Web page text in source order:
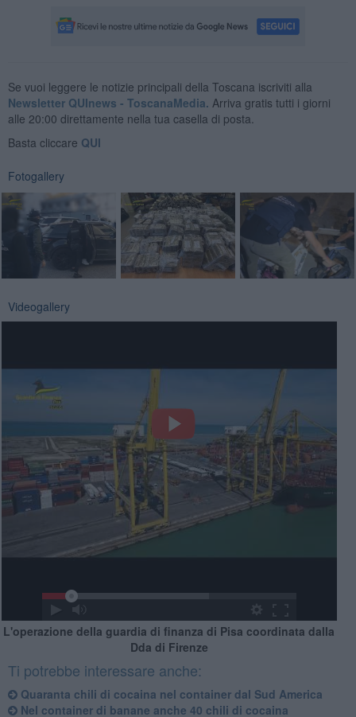
Se vuoi leggere le notizie principali della Toscana iscriviti alla
Newsletter QUInews - ToscanaMedia. Arriva gratis tutti i giorni
alle 20:00 direttamente nella tua casella di posta.
Basta cliccare QUI
Fotogallery
Videogallery
L'operazione della guardia di finanza di Pisa coordinata dalla
Dda di Firenze
Ti potrebbe interessare anche:
Quaranta chili di cocaina nel container dal Sud America
Nel container di banane anche 40 chili di cocaina